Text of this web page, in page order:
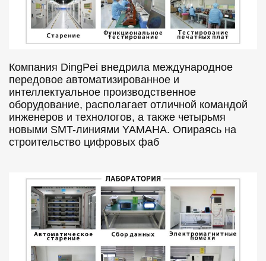
Компания DingPei внедрила международное
передовое автоматизированное и
интеллектуальное производственное
оборудование, располагает отличной командой
инженеров и технологов, а также четырьмя
новыми SMT-линиями YAMAHA. Опираясь на
строительство цифровых фаб